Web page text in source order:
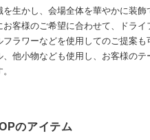
を生かし、会場全体を華やかに装飾
お客様のご希望に合わせて、ドライ
フラワーなどを使用してのご提案も
、他小物なども使用し、お客様の
のアイテム